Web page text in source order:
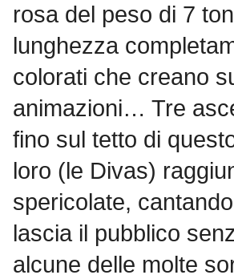
rosa del peso di 7
lunghezza
colorati che creano
animazioni… Tre
fino sul tetto di
loro (le Divas)
spericolate,
lascia il pubblico
alcune delle molte